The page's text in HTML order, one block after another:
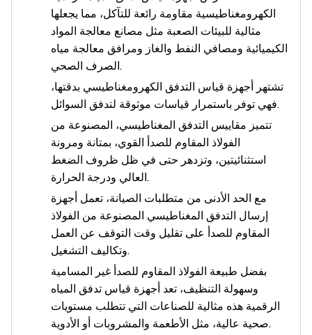
الكهرومغناطيسية مقاومة رائعة للتآكل، مما يجعلها
مثالية للبيئات الصعبة مثل مصانع معالجة المواد
الكيميائية ومصافي النفط والغاز ومرافق معالجة مياه
الصرف الصحي.
تشتهر أجهزة قياس التدفق الكهرومغناطيسي بدقتها،
فهي توفر باستمرار قياسات موثوقة لتدفق السوائل.
تتميز مقاييس التدفق المغناطيسي، المصنوعة من
الفولاذ المقاوم للصدأ القوي، بمتانة ومرونة
استثنائيتين، وتزدهر حتى في ظل ظروف الضغط
العالي ودرجة الحرارة.
مع الحد الأدنى من متطلبات الصيانة، تعمل أجهزة
إرسال التدفق المغناطيسي المصنوعة من الفولاذ
المقاوم للصدأ على تقليل وقت التوقف عن العمل
وتكاليف التشغيل.
بفضل طبيعة الفولاذ المقاوم للصدأ غير المسامية
وسهولة التنظيف، تعد أجهزة قياس تدفق المياه
الرقمية هذه مثالية للصناعات التي تتطلب مستويات
صحية عالية، مثل الأطعمة والمشروبات أو الأدوية.